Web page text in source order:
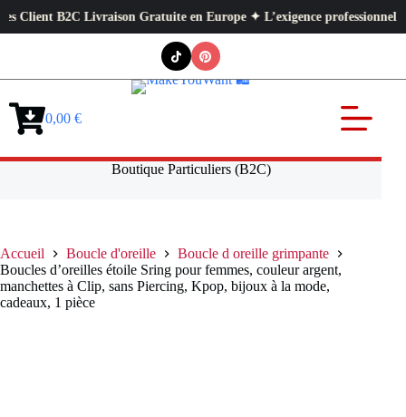
B2C Livraison Gratuite en Europe ✦ L’exigence professionnelle
Panier0,00 €
Boutique Particuliers (B2C)
Accueil Boucle d'oreille
Boucle d oreille grimpante
Boucles d’oreilles étoile Sring pour femmes, couleur argent,
manchettes à Clip, sans Piercing, Kpop, bijoux à la mode,
cadeaux, 1 pièce